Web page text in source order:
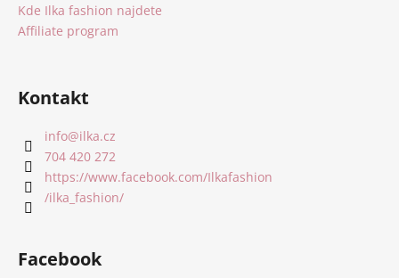
Kde Ilka fashion najdete
Affiliate program
Kontakt
info@ilka.cz
704 420 272
https://www.facebook.com/Ilkafashion
/ilka_fashion/
Facebook